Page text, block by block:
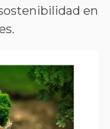
en